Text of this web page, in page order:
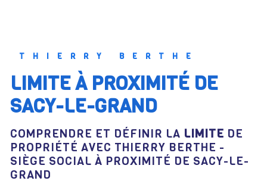
THIERRY BERTHE
LIMITE À PROXIMITÉ DE
SACY-LE-GRAND
COMPRENDRE ET DÉFINIR LA LIMITE DE
PROPRIÉTÉ AVEC THIERRY BERTHE -
SIÈGE SOCIAL À PROXIMITÉ DE SACY-LE-
GRAND